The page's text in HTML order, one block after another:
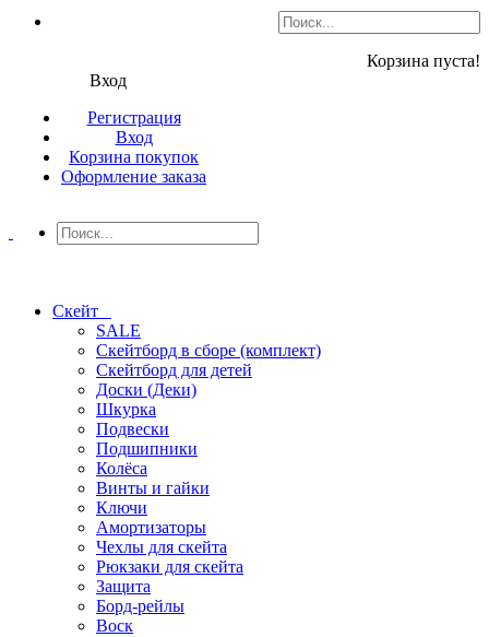
Корзина пуста!
Вход
Регистрация
Вход
Корзина покупок
Оформление заказа
Скейт
SALE
Скейтборд в сборе (комплект)
Скейтборд для детей
Доски (Деки)
Шкурка
Подвески
Подшипники
Колёса
Винты и гайки
Ключи
Амортизаторы
Чехлы для скейта
Рюкзаки для скейта
Защита
Борд-рейлы
Воск